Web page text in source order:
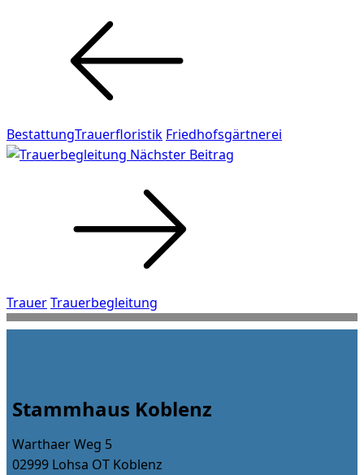
Vorheriger
Beitrag
BestattungTrauerfloristik Friedhofsgärtnerei
Nächster Beitrag
Nächster
Beitrag
TrauerTrauerbegleitung
Stammhaus Koblenz
Warthaer Weg 5
02999 Lohsa OT Koblenz